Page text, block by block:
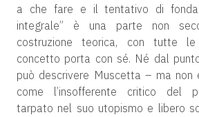
a che fare e il tentativo di
integrale” è una parte non
costruzione teorica, con tutte
concetto porta con sé. Né dal
può descrivere Muscetta – ma
come l’insofferente critico del
tarpato nel suo utopismo e libero